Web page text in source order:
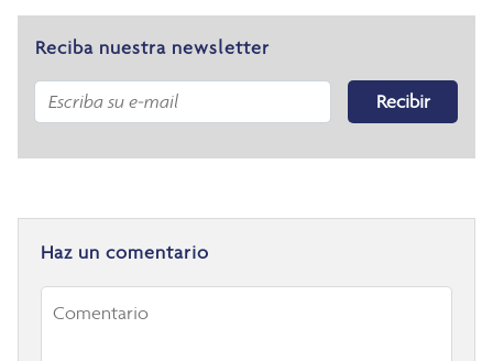
Reciba nuestra newsletter
Recibir
Haz un comentario